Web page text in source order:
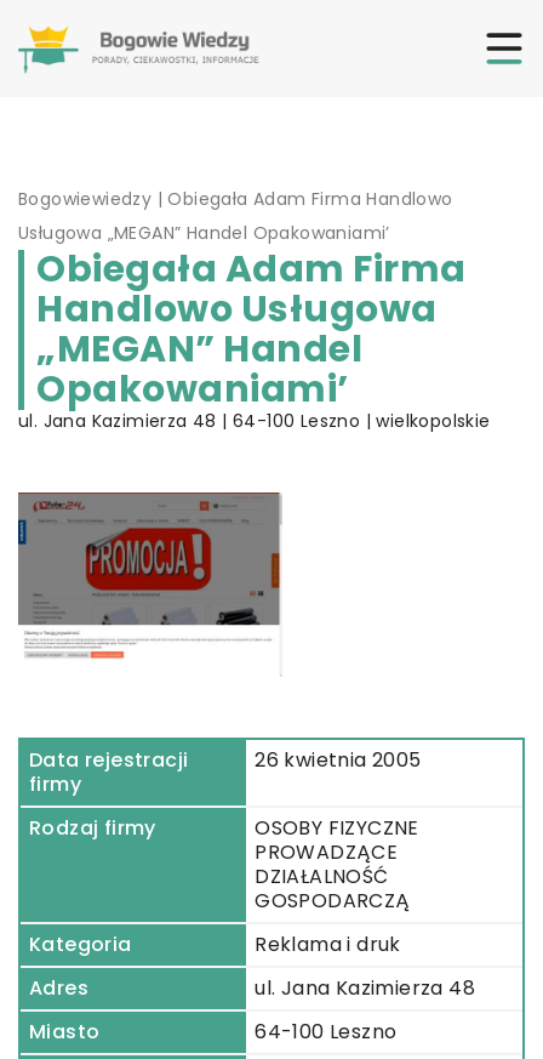
Bogowiewiedzy |Obiegała Adam Firma Handlowo
Usługowa „MEGAN” Handel Opakowaniami’
Obiegała Adam Firma
Handlowo Usługowa
„MEGAN” Handel
Opakowaniami’
ul. Jana Kazimierza 48 | 64-100 Leszno | wielkopolskie
Data rejestracji
firmy
26 kwietnia 2005
Rodzaj firmy
OSOBY FIZYCZNE
PROWADZĄCE
DZIAŁALNOŚĆ
GOSPODARCZĄ
Kategoria
Reklama i druk
Adres
ul. Jana Kazimierza 48
Miasto
64-100 Leszno